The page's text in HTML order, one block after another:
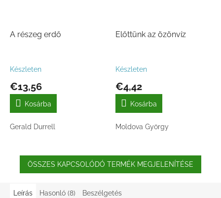
A részeg erdő
Készleten
€13,56
Kosárba
Gerald Durrell
Előttünk az özönvíz
Készleten
€4,42
Kosárba
Moldova György
ÖSSZES KAPCSOLÓDÓ TERMÉK MEGJELENÍTÉSE
Leírás Hasonló (8) Beszélgetés